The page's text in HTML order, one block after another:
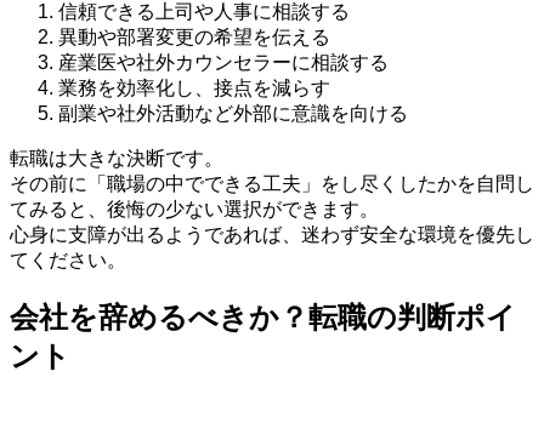
信頼できる上司や人事に相談する
異動や部署変更の希望を伝える
産業医や社外カウンセラーに相談する
業務を効率化し、接点を減らす
副業や社外活動など外部に意識を向ける
転職は大きな決断です。
その前に「職場の中でできる工夫」をし尽くしたかを自問し
てみると、後悔の少ない選択ができます。
心身に支障が出るようであれば、迷わず安全な環境を優先し
てください。
会社を辞めるべきか？転職の判断ポイ
ント